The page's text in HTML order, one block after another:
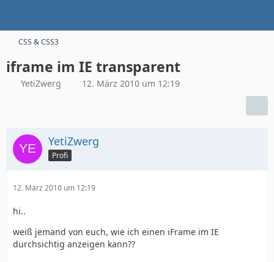
CSS & CSS3
iframe im IE transparent
YetiZwerg 12. März 2010 um 12:19
YetiZwerg
Profi
12. März 2010 um 12:19
hi..
weiß jemand von euch, wie ich einen iFrame im IE
durchsichtig anzeigen kann??